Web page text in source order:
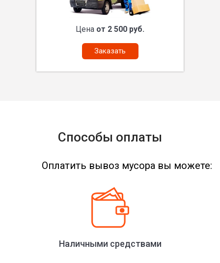
Цена от 2 500 руб.
Заказать
Способы оплаты
Оплатить вывоз мусора вы можете:
Наличными средствами